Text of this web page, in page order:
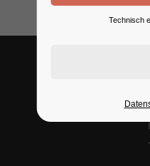
Technisch